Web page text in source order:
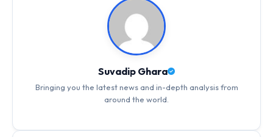
Suvadip Ghara
Bringing you the latest news and in-depth analysis from
around the world.